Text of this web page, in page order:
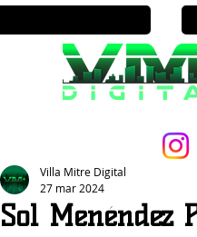
Sol Menéndez
Villa Mitre Digital
27 mar 2024